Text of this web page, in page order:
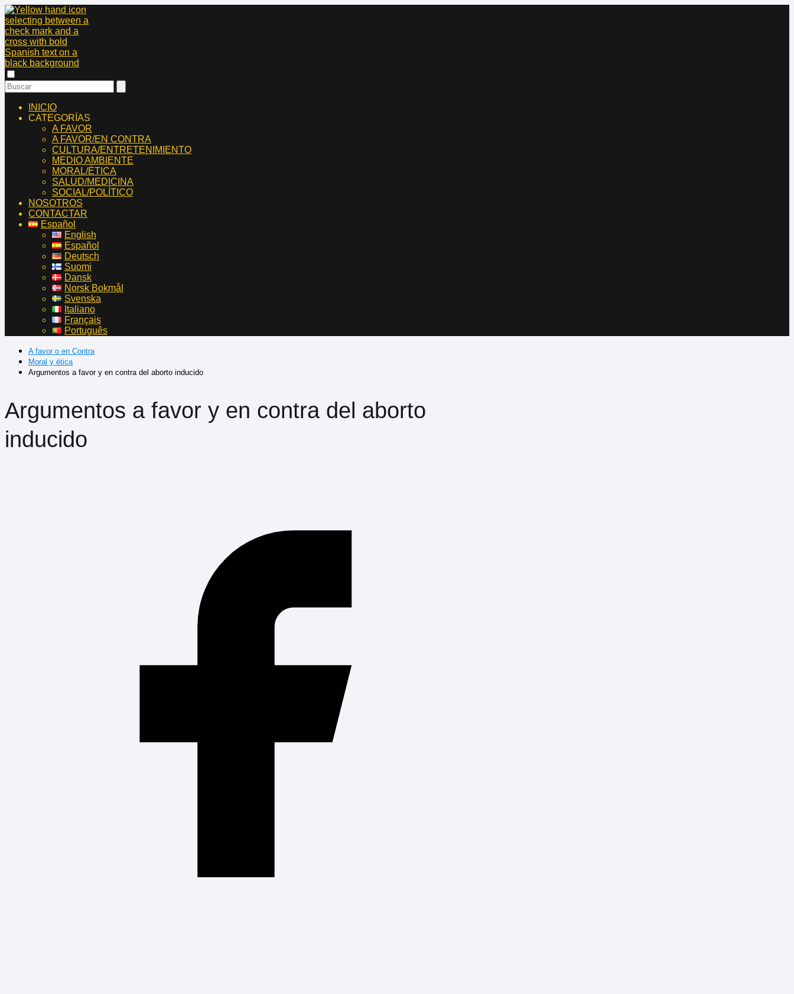
INICIO
CATEGORÍAS
A FAVOR
A FAVOR/EN CONTRA
CULTURA/ENTRETENIMIENTO
MEDIO AMBIENTE
MORAL/ÉTICA
SALUD/MEDICINA
SOCIAL/POLÍTICO
NOSOTROS
CONTACTAR
Español
English
Español
Deutsch
Suomi
Dansk
Norsk Bokmål
Svenska
Italiano
Français
Português
A favor o en Contra
Moral y ética
Argumentos a favor y en contra del aborto inducido
Argumentos a favor y en contra del aborto
inducido